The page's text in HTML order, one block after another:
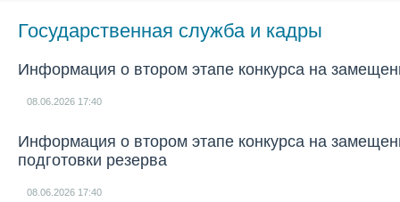
Государственная служба и кадры
Информация о втором этапе конкурса на
08.06.2026 17:40
Информация о втором этапе конкурса на
подготовки резерва
08.06.2026 17:40